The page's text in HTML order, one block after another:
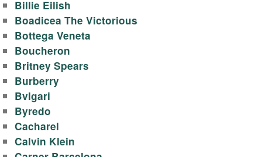
Billie Eilish
Boadicea The Victorious
Bottega Veneta
Boucheron
Britney Spears
Burberry
Bvlgari
Byredo
Cacharel
Calvin Klein